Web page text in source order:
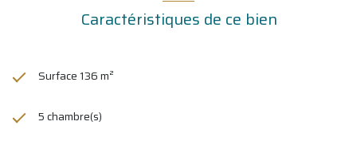
Caractéristiques de ce bien
Surface 136 m²
5 chambre(s)